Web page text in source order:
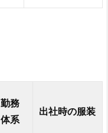
勤務
体系
出社時の服装